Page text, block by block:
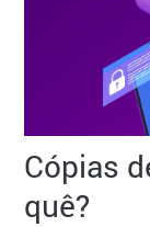
Cópias
quê?